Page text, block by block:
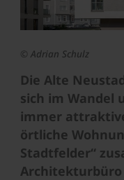
© Adrian Schulz
Die Alte
sich im Wandel
immer
örtliche
Stadtfelder“